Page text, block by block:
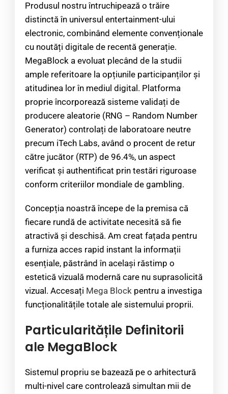
Produsul nostru întruchipează o trăire
distinctă în universul entertainment-ului
electronic, combinând elemente convenționale
cu noutăți digitale de recentă generație.
MegaBlock a evoluat plecând de la studii
ample referitoare la opțiunile participanților și
atitudinea lor în mediul digital. Platforma
proprie încorporează sisteme validați de
producere aleatorie (RNG – Random Number
Generator) controlați de laboratoare neutre
precum iTech Labs, având o procent de retur
către jucător (RTP) de 96.4%, un aspect
verificat și authentificat prin testări riguroase
conform criteriilor mondiale de gambling.
Concepția noastră începe de la premisa că
fiecare rundă de activitate necesită să fie
atractivă și deschisă. Am creat fațada pentru
a furniza acces rapid instant la informații
esențiale, păstrând în același răstimp o
estetică vizuală modernă care nu suprasolicită
vizual. Accesați Mega Block pentru a investiga
funcționalitățile totale ale sistemului proprii.
Particularitățile Definitorii
ale MegaBlock
Sistemul propriu se bazează pe o arhitectură
multi-nivel care controlează simultan mii de